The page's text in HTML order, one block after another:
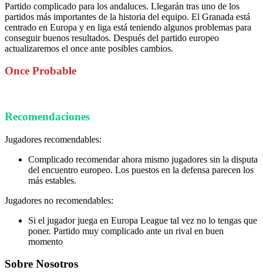
Partido complicado para los andaluces. Llegarán tras uno de los
partidos más importantes de la historia del equipo. El Granada está
centrado en Europa y en liga está teniendo algunos problemas para
conseguir buenos resultados. Después del partido europeo
actualizaremos el once ante posibles cambios.
Once Probable
Recomendaciones
Jugadores recomendables:
Complicado recomendar ahora mismo jugadores sin la disputa
del encuentro europeo. Los puestos en la defensa parecen los
más estables.
Jugadores no recomendables:
Si el jugador juega en Europa League tal vez no lo tengas que
poner. Partido muy complicado ante un rival en buen
momento
Sobre Nosotros